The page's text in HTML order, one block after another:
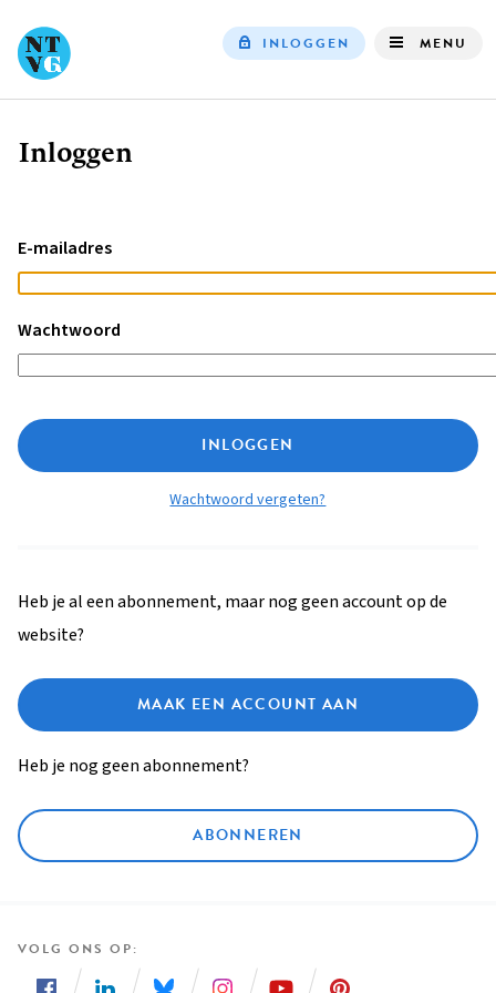
INLOGGEN MENU
Kruimelpad
Inloggen
E-mailadres
Wachtwoord
INLOGGEN
Wachtwoord vergeten?
Heb je al een abonnement, maar nog geen account op de
website?
MAAK EEN ACCOUNT AAN
Heb je nog geen abonnement?
ABONNEREN
VOLG ONS OP